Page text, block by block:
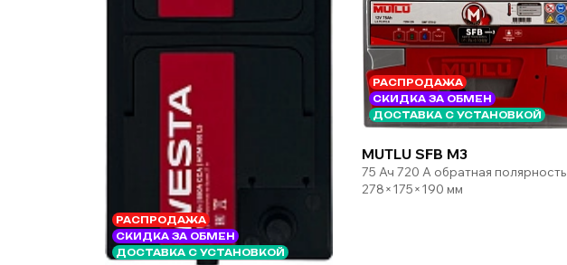
РАСПРОДАЖА
СКИДКА ЗА ОБМЕН
ДОСТАВКА С УСТАНОВКОЙ
РАСПРОДАЖА
СКИДКА ЗА ОБМЕН
ДОСТАВКА С УСТАНОВКОЙ
MUTLU SFB M3
75 Ач 720 А обратная полярность
278×175×190 мм